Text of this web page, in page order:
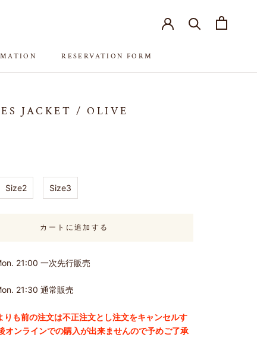
RESERVATION FORM
JACKET / OLIVE
Size2 Size3
カートに追加する
21:00 一次先行販売
21:30 通常販売
りも前の注文は不正注文とし注文をキャンセルす
オンラインでの購入が出来ませんので予めご了承